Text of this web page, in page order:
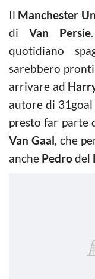
Il Manchester
diVan Persie
quotidiano
sarebbero
arrivare ad
autore di 31goal
presto far parte
Van Gaal, che
anche Pedrodel